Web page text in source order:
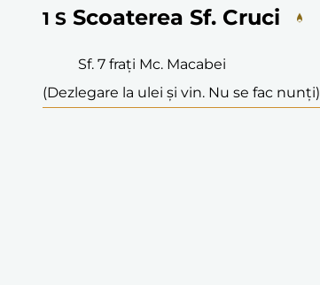
1 S Scoaterea Sf. Cruci
Sf. 7 frați Mc. Macabei
(Dezlegare la ulei și vin. Nu se fac nunți)